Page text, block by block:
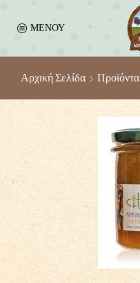
ΜΕΝΟΥ
Αρχική Σελίδα Προϊόντα